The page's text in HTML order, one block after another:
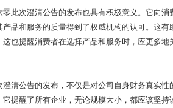
此次澄清公告的发布也具有积极意义。它向
品和服务的质量得到了权威机构的认可。这
也提醒消费者在选择产品和服务时，应更多
清公告的发布，不仅是对公司自身财务真实
提醒了所有企业，无论规模大小，都应该坚